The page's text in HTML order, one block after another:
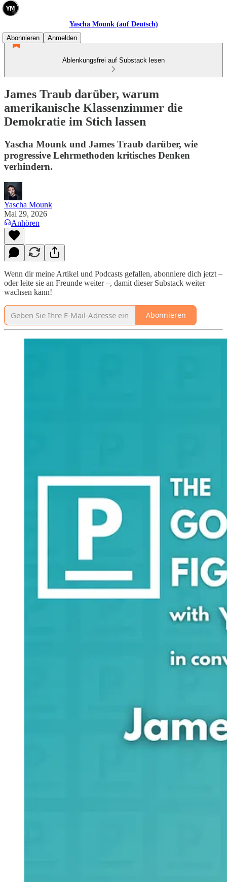
Yascha Mounk (auf Deutsch)
Abonnieren
Anmelden
Ablenkungsfrei auf Substack lesen
James Traub darüber, warum
amerikanische Klassenzimmer die
Demokratie im Stich lassen
Yascha Mounk und James Traub darüber, wie
progressive Lehrmethoden kritisches Denken
verhindern.
Yascha Mounk
Mai 29, 2026
Anhören
Wenn dir meine Artikel und Podcasts gefallen, abonniere dich jetzt –
oder leite sie an Freunde weiter –, damit dieser Substack weiter
wachsen kann!
Abonnieren